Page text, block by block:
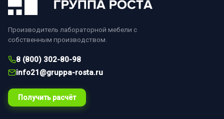
Производитель лабораторной мебели с
собственным производством.
8 (800) 302-80-98
info21@gruppa-rosta.ru
Получить расчёт